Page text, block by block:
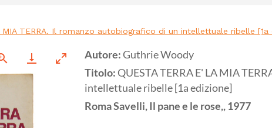
MIA TERRA. Il romanzo autobiografico di un intellettuale ribelle [1a
Autore:Guthrie Woody
Titolo:QUESTA TERRA E' LA MIA
intellettuale ribelle [1a edizione]
RomaSavelli, Il pane e le rose,,1977